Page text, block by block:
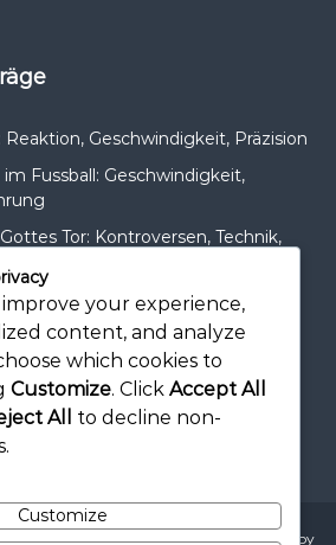
Reaktion, Geschwindigkeit, Präzision
Fussball: Geschwindigkeit,
Tor: Kontroversen, Technik,
Distanz, Genauigkeit
Tor: Druck, Präzision, Drama
All rights reserved. Theme:Flash by
your experience,
content, and analyze
which cookies to
Customize. Click Accept All
All
to decline non-
Customize